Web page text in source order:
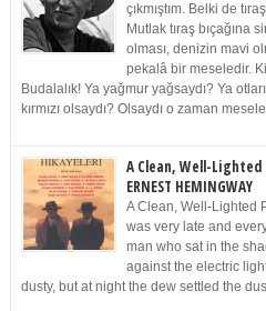
çıkmıştım. Belki de
Mutlak tıraş bıçağına
olması, denizin mavi
pekalâ bir meseledir.
Budalalık! Ya yağmur yağsaydı? Ya
kırmızı olsaydı? Olsaydı o zaman
A Clean, Well-Lighted
ERNEST HEMINGWAY
A Clean, Well-Lighted
was very late and
man who sat in the
against the electric
dusty, but at night the dew settled the